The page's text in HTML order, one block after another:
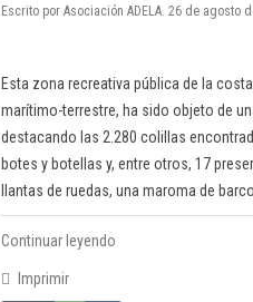
Escrito por Asociación ADELA. 26 de agosto
Esta zona recreativa pública de la
marítimo-terrestre, ha sido objeto de
destacando las 2.280 colillas
botes y botellas y, entre otros, 17
llantas de ruedas, una maroma de
Continuar leyendo
Imprimir